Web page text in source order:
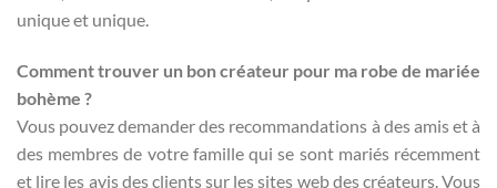
unique et unique.
Comment trouver un bon créateur pour ma robe de mariée
bohème ?
Vous pouvez demander des recommandations à des amis et à
des membres de votre famille qui se sont mariés récemment
et lire les avis des clients sur les sites web des créateurs. Vous